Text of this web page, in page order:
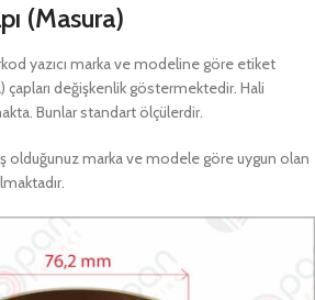
(Masura)
yazıcı marka ve modeline göre etiket
çapları değişkenlik göstermektedir. Hali
Bunlar standart ölçülerdir.
olduğunuz marka ve modele göre uygun olan